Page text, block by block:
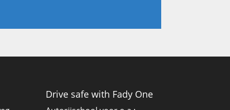
Drive safe with Fady One